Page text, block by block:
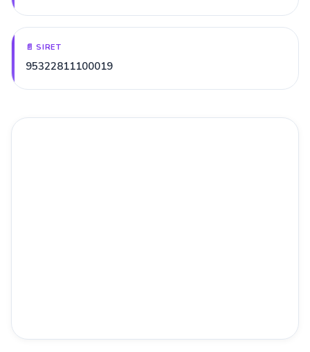
📄 SIRET
95322811100019